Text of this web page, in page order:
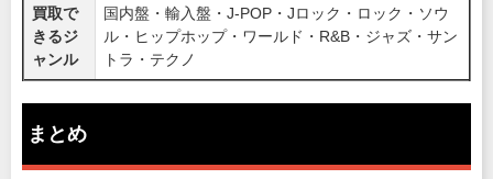
買取で
きるジ
ャンル
国内盤・輸入盤・J-POP・Jロック・ロック・ソウ
ル・ヒップホップ・ワールド・R&B・ジャズ・サン
トラ・テクノ
まとめ